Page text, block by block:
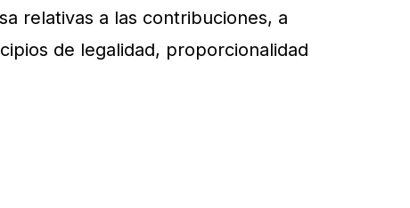
relativas a las contribuciones, a
de legalidad, proporcionalidad